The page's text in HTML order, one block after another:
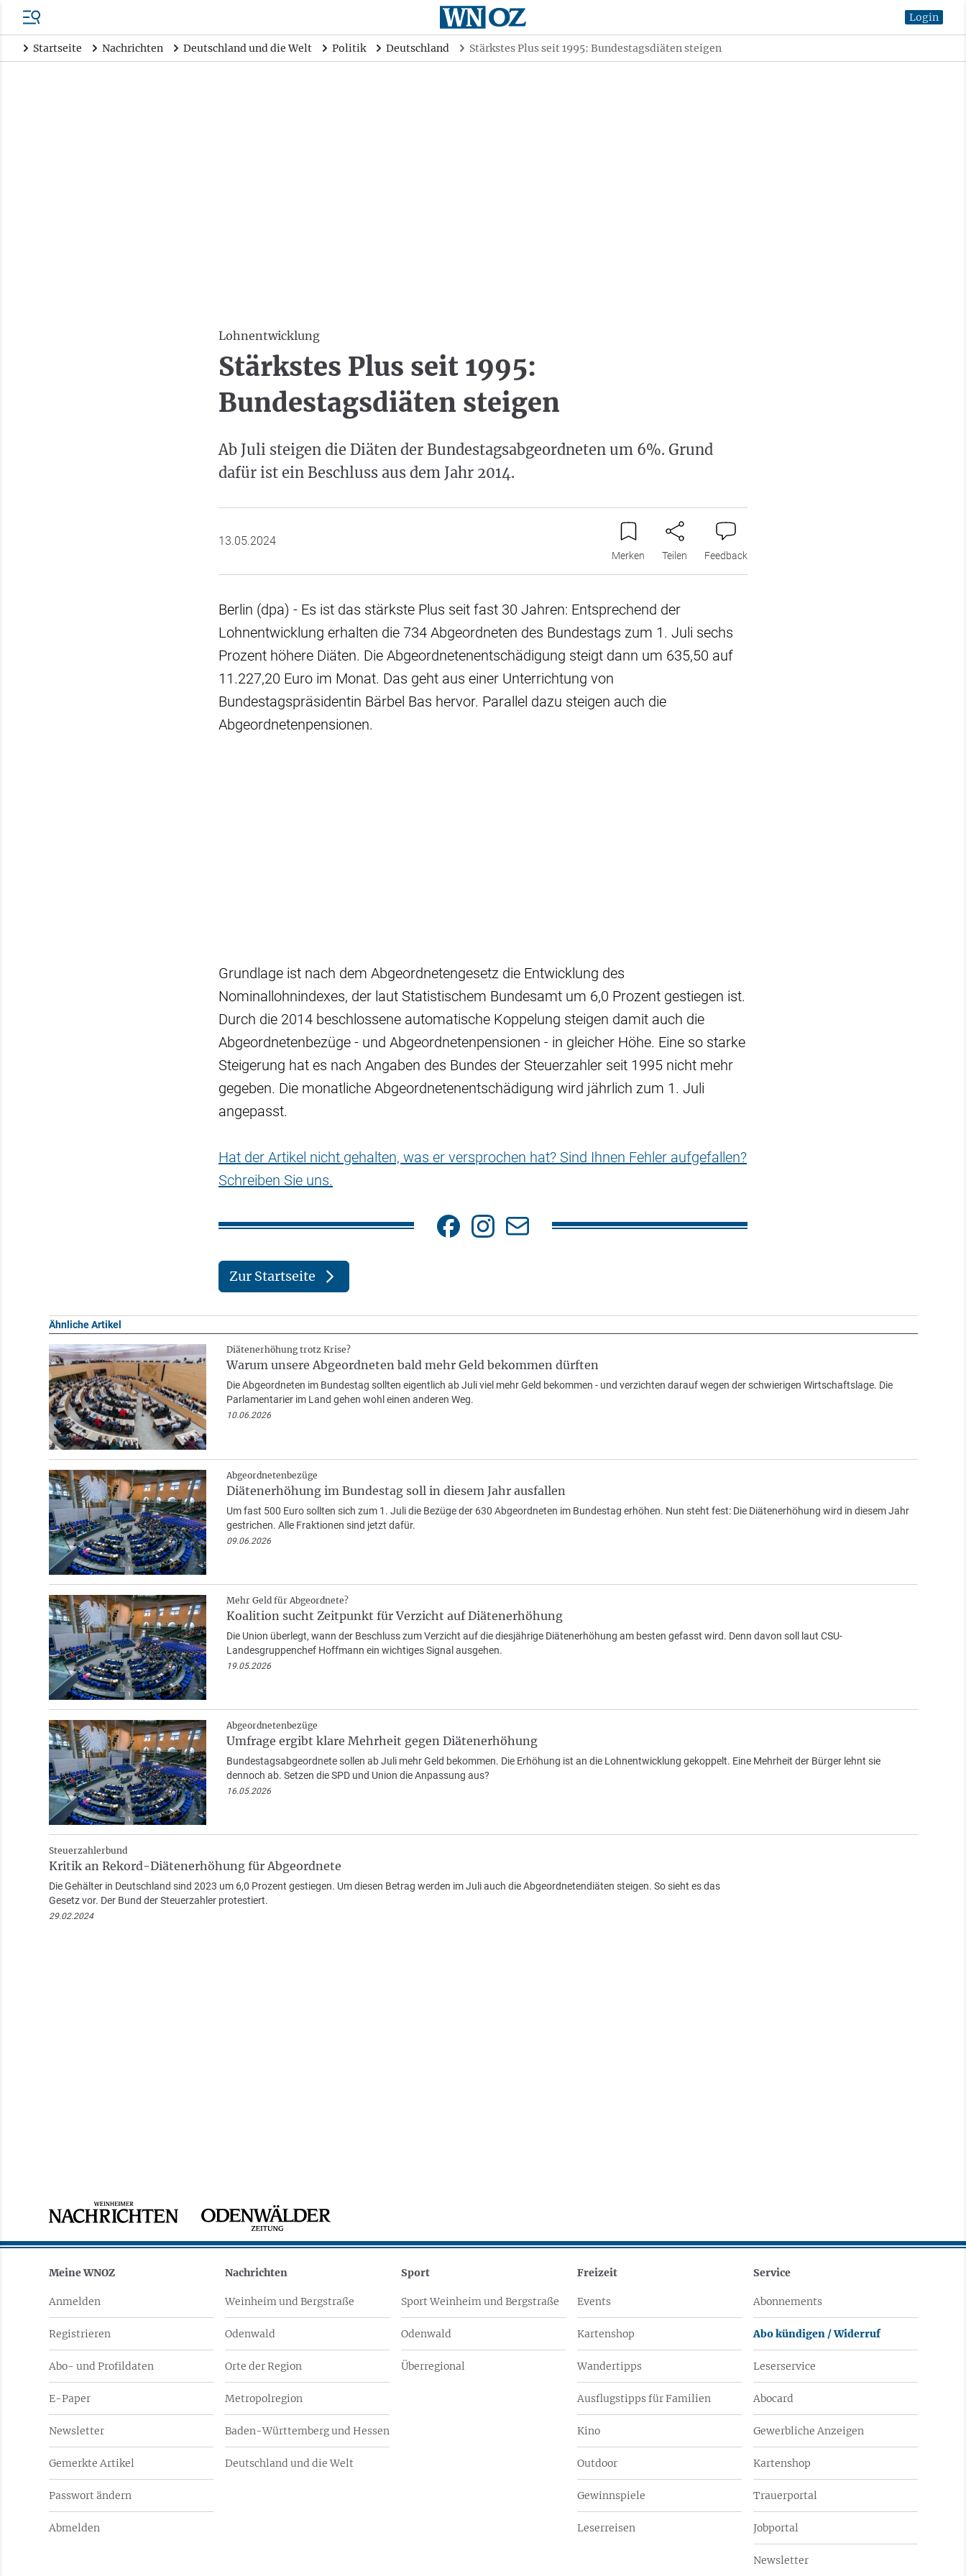
Login
Startseite Nachrichten Deutschland und die Welt Politik Deutschland Stärkstes Plus seit 1995: Bundestagsdiäten steigen
Lohnentwicklung
Stärkstes Plus seit 1995:
Bundestagsdiäten steigen
Ab Juli steigen die Diäten der Bundestagsabgeordneten um 6%. Grund
dafür ist ein Beschluss aus dem Jahr 2014.
13.05.2024
Merken Teilen Feedback
Berlin (dpa) - Es ist das stärkste Plus seit fast 30 Jahren: Entsprechend der
Lohnentwicklung erhalten die 734 Abgeordneten des Bundestags zum 1. Juli sechs
Prozent höhere Diäten. Die Abgeordnetenentschädigung steigt dann um 635,50 auf
11.227,20 Euro im Monat. Das geht aus einer Unterrichtung von
Bundestagspräsidentin Bärbel Bas hervor. Parallel dazu steigen auch die
Abgeordnetenpensionen.
Grundlage ist nach dem Abgeordnetengesetz die Entwicklung des
Nominallohnindexes, der laut Statistischem Bundesamt um 6,0 Prozent gestiegen ist.
Durch die 2014 beschlossene automatische Koppelung steigen damit auch die
Abgeordnetenbezüge - und Abgeordnetenpensionen - in gleicher Höhe. Eine so starke
Steigerung hat es nach Angaben des Bundes der Steuerzahler seit 1995 nicht mehr
gegeben. Die monatliche Abgeordnetenentschädigung wird jährlich zum 1. Juli
angepasst.
Hat der Artikel nicht gehalten, was er versprochen hat? Sind Ihnen Fehler aufgefallen?
Schreiben Sie uns.
Zur Startseite
Ähnliche Artikel
Diätenerhöhung trotz Krise?
Warum unsere Abgeordneten bald mehr Geld bekommen dürften
Die Abgeordneten im Bundestag sollten eigentlich ab Juli viel mehr Geld bekommen - und verzichten darauf wegen der schwierigen Wirtschaftslage. Die
Parlamentarier im Land gehen wohl einen anderen Weg.
10.06.2026
Abgeordnetenbezüge
Diätenerhöhung im Bundestag soll in diesem Jahr ausfallen
Um fast 500 Euro sollten sich zum 1. Juli die Bezüge der 630 Abgeordneten im Bundestag erhöhen. Nun steht fest: Die Diätenerhöhung wird in diesem Jahr
gestrichen. Alle Fraktionen sind jetzt dafür.
09.06.2026
Mehr Geld für Abgeordnete?
Koalition sucht Zeitpunkt für Verzicht auf Diätenerhöhung
Die Union überlegt, wann der Beschluss zum Verzicht auf die diesjährige Diätenerhöhung am besten gefasst wird. Denn davon soll laut CSU-
Landesgruppenchef Hoffmann ein wichtiges Signal ausgehen.
19.05.2026
Abgeordnetenbezüge
Umfrage ergibt klare Mehrheit gegen Diätenerhöhung
Bundestagsabgeordnete sollen ab Juli mehr Geld bekommen. Die Erhöhung ist an die Lohnentwicklung gekoppelt. Eine Mehrheit der Bürger lehnt sie
dennoch ab. Setzen die SPD und Union die Anpassung aus?
16.05.2026
Steuerzahlerbund
Kritik an Rekord-Diätenerhöhung für Abgeordnete
Die Gehälter in Deutschland sind 2023 um 6,0 Prozent gestiegen. Um diesen Betrag werden im Juli auch die Abgeordnetendiäten steigen. So sieht es das
Gesetz vor. Der Bund der Steuerzahler protestiert.
29.02.2024
Meine WNOZ
Anmelden
Registrieren
Abo- und Profildaten
E-Paper
Newsletter
Gemerkte Artikel
Passwort ändern
Abmelden
Nachrichten
Weinheim und Bergstraße
Odenwald
Orte der Region
Metropolregion
Baden-Württemberg und Hessen
Deutschland und die Welt
Sport
Sport Weinheim und Bergstraße
Odenwald
Überregional
Freizeit
Events
Kartenshop
Wandertipps
Ausflugstipps für Familien
Kino
Outdoor
Gewinnspiele
Leserreisen
Service
Abonnements
Abo kündigen / Widerruf
Leserservice
Abocard
Gewerbliche Anzeigen
Kartenshop
Trauerportal
Jobportal
Newsletter